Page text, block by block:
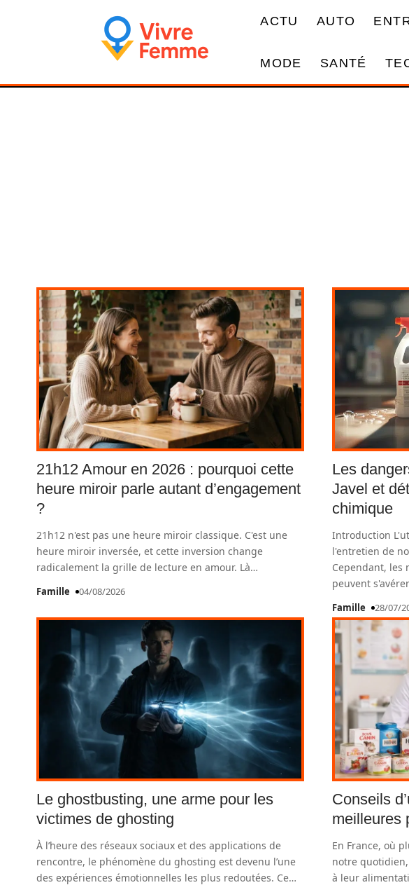
ACTU AUTO
MODE SANTÉ
21h12 Amour en 2026 : pourquoi cette
heure miroir parle autant d’engagement
?
21h12 n'est pas une heure miroir classique. C'est une
heure miroir inversée, et cette inversion change
radicalement la grille de lecture en amour. Là…
Famille 04/08/2026
Les
Javel et
chimique
Introduction
l'entretien de
Cependant, les
peuvent
Famille 28/07/
Le ghostbusting, une arme pour les
victimes de ghosting
À l’heure des réseaux sociaux et des applications de
rencontre, le phénomène du ghosting est devenu l’une
des expériences émotionnelles les plus redoutées. Ce…
Conseils
meilleures
En France, où
notre
à leur